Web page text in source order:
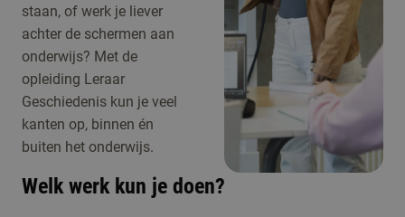
staan, of werk je liever
achter de schermen aan
onderwijs? Met de
opleiding Leraar
Geschiedenis kun je veel
kanten op, binnen én
buiten het onderwijs.
Welk werk kun je doen?